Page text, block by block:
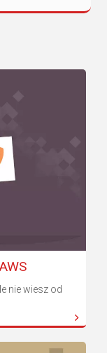
nie wiesz od